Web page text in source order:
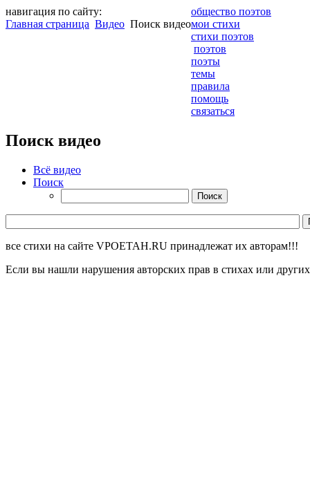
навигация по сайту:
Главная страница Видео Поиск видео
общество поэтов
мои стихи
стихи поэтов
поэтов
поэты
темы
правила
помощь
связаться
Поиск видео
Всё видео
Поиск
все стихи на сайте VPOETAH.RU принадлежат их авторам!!!
Если вы нашли нарушения авторских прав в стихах или